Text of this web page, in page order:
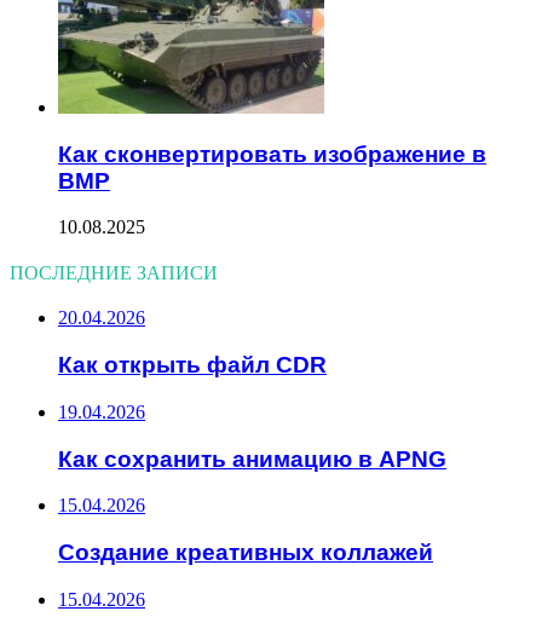
Как сконвертировать изображение в
BMP
10.08.2025
ПОСЛЕДНИЕ ЗАПИСИ
20.04.2026
Как открыть файл CDR
19.04.2026
Как сохранить анимацию в APNG
15.04.2026
Создание креативных коллажей
15.04.2026